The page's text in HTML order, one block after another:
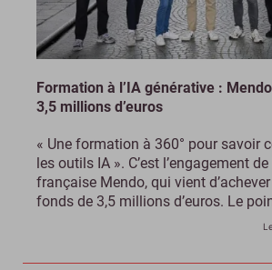
Formation à l’IA générative :
3,5 millions d’euros
« Une formation à 360° pour savoir
les outils IA ». C’est l’engagement
française Mendo, qui vient
fonds de 3,5 millions d’euros. Le